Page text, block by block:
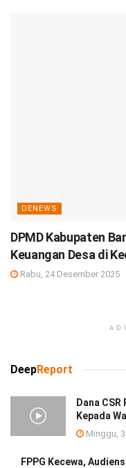
DENEWS
DPMD Kabupaten
Keuangan Desa di
Rabu, 24 Desember 2025
DeepReport
Dana
Kepada
Minggu,
FPPG Kecewa,